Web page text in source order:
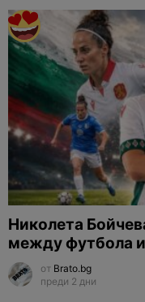
Николета
между футбола
от Brato.bg
преди 2 дни